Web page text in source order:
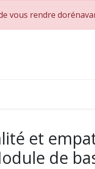
vous rendre
et
de